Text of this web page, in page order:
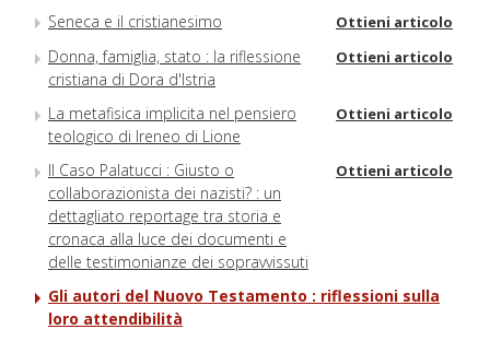
Seneca e il cristianesimo Ottieni articolo
Donna, famiglia, stato : la riflessione
cristiana di Dora d'Istria
Ottieni articolo
La metafisica implicita nel pensiero
teologico di Ireneo di Lione
Ottieni articolo
Il Caso Palatucci : Giusto o
collaborazionista dei nazisti? : un
dettagliato reportage tra storia e
cronaca alla luce dei documenti e
delle testimonianze dei sopravvissuti
Ottieni articolo
Gli autori del Nuovo Testamento : riflessioni sulla
loro attendibilità